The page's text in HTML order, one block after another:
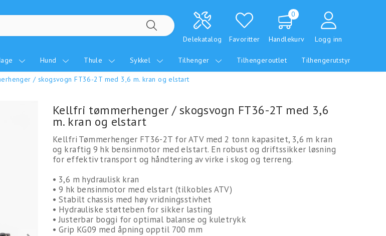
Delekatalog Favoritter
0
Handlekurv Logg inn
Hund Thule Sykkel Tilhenger Tilhengeroutlet Tilhengerutstyr
/ skogsvogn FT36-2T med 3,6 m. kran og elstart
Kellfri tømmerhenger / skogsvogn FT36-2T med 3,6
m. kran og elstart
Kellfri Tømmerhenger FT36-2T for ATV med 2 tonn kapasitet, 3,6 m kran
og kraftig 9 hk bensinmotor med elstart. En robust og driftssikker løsning
for effektiv transport og håndtering av virke i skog og terreng.
• 3,6 m hydraulisk kran
• 9 hk bensinmotor med elstart (tilkobles ATV)
• Stabilt chassis med høy vridningsstivhet
• Hydrauliske støtteben for sikker lasting
• Justerbar boggi for optimal balanse og kuletrykk
• Grip KG09 med åpning opptil 700 mm